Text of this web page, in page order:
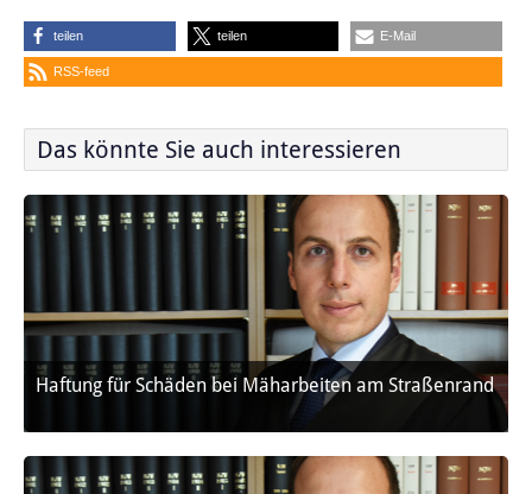
teilen teilen E-Mail
RSS-feed
Das könnte Sie auch interessieren
Haftung für Schäden bei Mäharbeiten am Straßenrand